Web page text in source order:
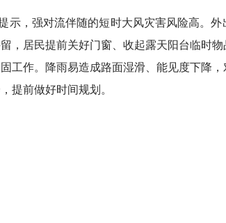
示，强对流伴随的短时大风灾害风险高。
，居民提前关好门窗、收起露天阳台临时
工作。降雨易造成路面湿滑、能见度下降
提前做好时间规划。